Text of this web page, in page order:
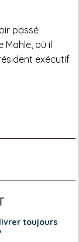
passé
Mahle, où il
exécutif
toujours